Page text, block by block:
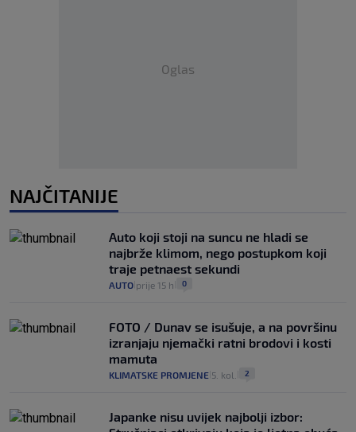
Oglas
NAJČITANIJE
Auto koji stoji na suncu ne hladi se
najbrže klimom, nego postupkom koji
traje petnaest sekundi
AUTO prije 15 h 0
FOTO / Dunav se isušuje, a na površinu
izranjaju njemački ratni brodovi i kosti
mamuta
KLIMATSKE PROMJENE 5. kol. 2
Japanke nisu uvijek najbolji izbor: